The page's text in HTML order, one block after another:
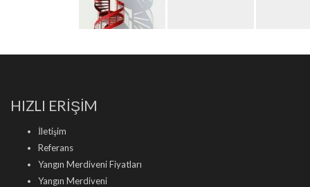
HIZLI ERİŞİM
İletişim
Referans
Yangın Merdiveni Fiyatları
Yangın Merdiveni